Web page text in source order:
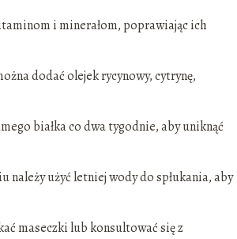
i minerałom, poprawiając ich
dodać olejek rycynowy, cytrynę,
białka co dwa tygodnie, aby uniknąć
należy użyć letniej wody do spłukania, aby
maseczki lub konsultować się z